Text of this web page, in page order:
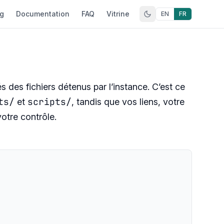
Documentation FAQ Vitrine EN FR
fichiers détenus par l’instance. C’est ce
et scripts/, tandis que vos liens, votre
contrôle.